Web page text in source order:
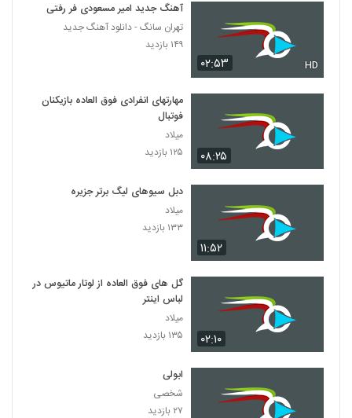
۰۲:۵۳ HD
آهنگ جدید امیر مسعودی فر رفتی
تهران سانگ - دانلود آهنگ جدید
۱۴۹ بازدید
۰۸:۲۵
مهارتهای انفرادی فوق العاده بازیکنان
فوتبال
میلاد
۱۲۵ بازدید
۱۱:۵۲
دبل سیوهای لیگ برتر جزیره
میلاد
۱۳۳ بازدید
۰۲:۱۰
گل های فوق العاده از لوتار ماتیوس در
لباس اینتر
میلاد
۱۳۵ بازدید
ابولی
شخصی
۲۷ بازدید